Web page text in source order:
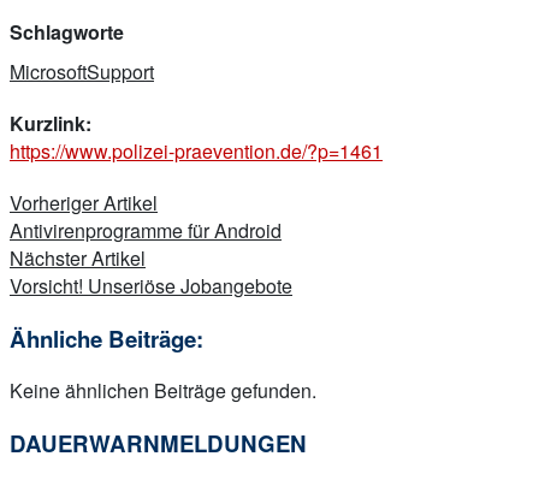
Schlagworte
MicrosoftSupport
Kurzlink:
https://www.polizei-praevention.de/?p=1461
Beitragsnavigation
Vorheriger Artikel
Antivirenprogramme für Android
Nächster Artikel
Vorsicht! Unseriöse Jobangebote
Ähnliche Beiträge:
Keine ähnlichen Beiträge gefunden.
DAUERWARNMELDUNGEN